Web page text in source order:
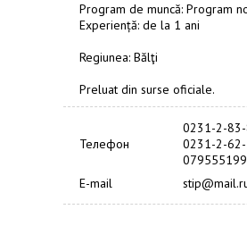
Program de muncă: Program
Experiență: de la 1 ani
Regiunea: Bălţi
Preluat din surse oficiale.
Телефон
0231-2-
0231-2-
E-mail